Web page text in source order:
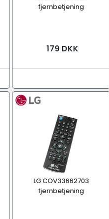
fjernbetjening
179 DKK
LG COV33662703
fjernbetjening